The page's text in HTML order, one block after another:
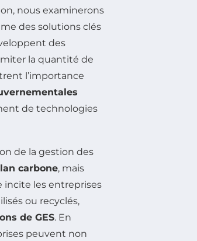
nous examinerons
des solutions clés
des
la quantité de
l’importance
de technologies
de la gestion des
carbone, mais
incite les entreprises
ou recyclés,
de GES. En
peuvent non